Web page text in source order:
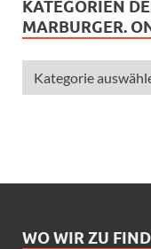
KATEGORIEN
MARBURGER.
WO WIR ZU